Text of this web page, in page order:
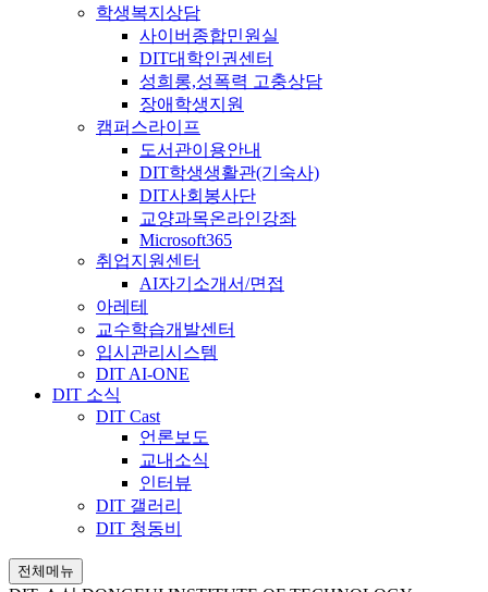
학생복지상담
사이버종합민원실
DIT대학인권센터
성희롱,성폭력 고충상담
장애학생지원
캠퍼스라이프
도서관이용안내
DIT학생생활관(기숙사)
DIT사회봉사단
교양과목온라인강좌
Microsoft365
취업지원센터
AI자기소개서/면접
아레테
교수학습개발센터
입시관리시스템
DIT AI-ONE
DIT 소식
DIT Cast
언론보도
교내소식
인터뷰
DIT 갤러리
DIT 청동비
전체메뉴